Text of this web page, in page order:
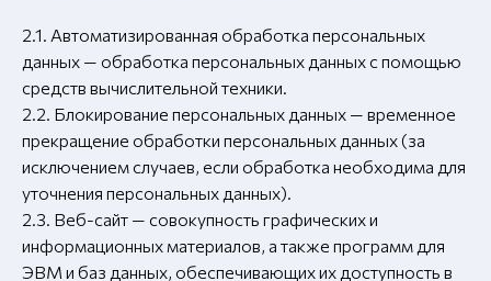
2.1. Автоматизированная обработка персональных
данных — обработка персональных данных с помощью
средств вычислительной техники.
2.2. Блокирование персональных данных — временное
прекращение обработки персональных данных (за
исключением случаев, если обработка необходима для
уточнения персональных данных).
2.3. Веб-сайт — совокупность графических и
информационных материалов, а также программ для
ЭВМ и баз данных, обеспечивающих их доступность в